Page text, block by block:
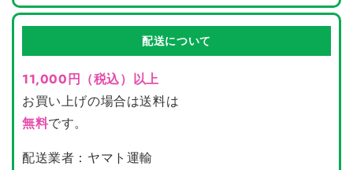
配送について
11,000円（税込）以上
お買い上げの場合は送料は
無料です。
配送業者：ヤマト運輸